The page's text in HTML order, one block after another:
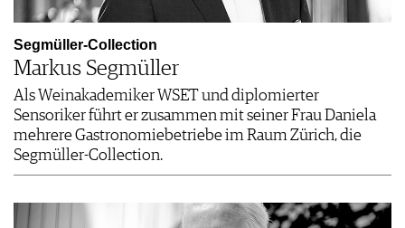
Segmüller-Collection
Markus Segmüller
Als Weinakademiker WSET und diplomierter
Sensoriker führt er zusammen mit seiner Frau Daniela
mehrere Gastronomiebetriebe im Raum Zürich, die
Segmüller-Collection.